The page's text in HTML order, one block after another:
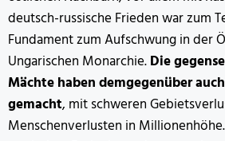
deutsch-russische Frieden war zum
Fundament zum Aufschwung in der
Ungarischen Monarchie.Die
Mächte haben demgegenüber
gemacht, mit schweren
Menschenverlusten in